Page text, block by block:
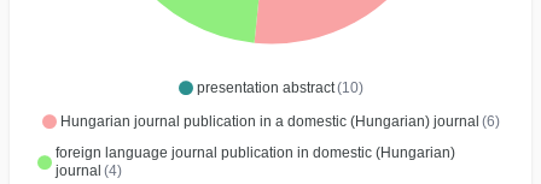
presentation abstract(10)
Hungarian journal publication in a domestic (Hungarian) journal (6)
foreign language journal publication in domestic (Hungarian)
journal (4)